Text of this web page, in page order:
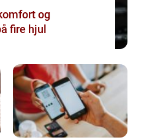
og
fire hjul